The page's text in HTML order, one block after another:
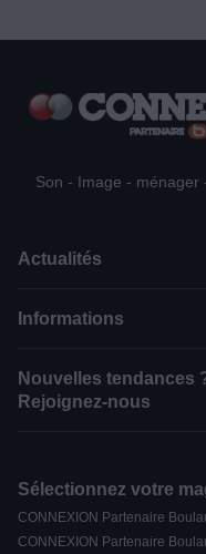
Son - Image - ménager
Actualités
Informations
Nouvelles tendances
Rejoignez-nous
Sélectionnez votre
CONNEXION Partenaire
CONNEXION Partenaire